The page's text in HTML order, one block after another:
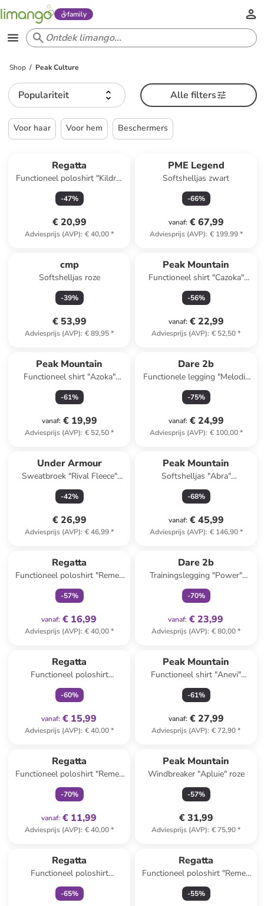
family
Shop Peak Culture
Populariteit Alle filters
Voor haar Voor hem Beschermers
Regatta
Functioneel poloshirt "Kildra"
donkerblauw
-47%
€ 20,99
Adviesprijs (AVP): € 40,00*
PME Legend
Softshelljas zwart
-66%
vanaf: € 67,99
Adviesprijs (AVP): € 199,99*
cmp
Softshelljas roze
-39%
€ 53,99
Adviesprijs (AVP): € 89,95*
Peak Mountain
Functioneel shirt "Cazoka"
taupe
-56%
vanaf: € 22,99
Adviesprijs (AVP): € 52,50*
Peak Mountain
Functioneel shirt "Azoka"
taupe
-61%
vanaf: € 19,99
Adviesprijs (AVP): € 52,50*
Dare 2b
Functionele legging "Melodic
II" zwart
-75%
vanaf: € 24,99
Adviesprijs (AVP): € 100,00*
Under Armour
Sweatbroek "Rival Fleece"
zwart
-42%
€ 26,99
Adviesprijs (AVP): € 46,99*
Peak Mountain
Softshelljas "Abra"
donkerblauw
-68%
vanaf: € 45,99
Adviesprijs (AVP): € 146,90*
Regatta
Functioneel poloshirt "Remex
II" lichtgroen
-57%
vanaf: € 16,99
Adviesprijs (AVP): € 40,00*
Dare 2b
Trainingslegging "Power"
beskleurig
-70%
vanaf: € 23,99
Adviesprijs (AVP): € 80,00*
Regatta
Functioneel poloshirt
"Maverick V" paars
-60%
vanaf: € 15,99
Adviesprijs (AVP): € 40,00*
Peak Mountain
Functioneel shirt "Anevi"
lichtroze
-61%
vanaf: € 27,99
Adviesprijs (AVP): € 72,90*
Regatta
Functioneel poloshirt "Remex
II" lichtroze
-70%
vanaf: € 11,99
Adviesprijs (AVP): € 40,00*
Peak Mountain
Windbreaker "Apluie" roze
-57%
€ 31,99
Adviesprijs (AVP): € 75,90*
Regatta
Functioneel poloshirt
"Maverick V" lichtblauw
-65%
Regatta
Functioneel poloshirt "Remex
II" donkerblauw
-55%